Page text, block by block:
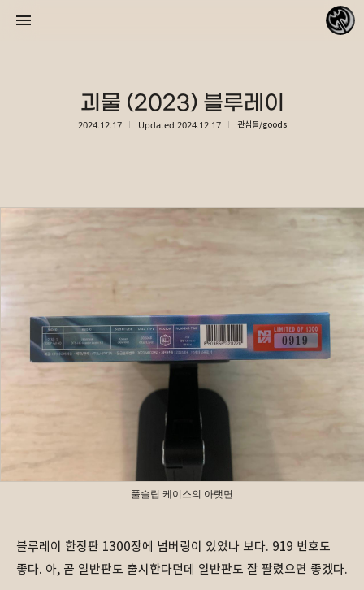
괴물 (2023) 블루레이
2024.12.17 Updated 2024.12.17 관심들/goods
풀슬립 케이스의 아랫면
블루레이 한정판 1300장에 넘버링이 있었나 보다. 919 번호도
좋다. 아, 곧 일반판도 출시한다던데 일반판도 잘 팔렸으면 좋겠다.